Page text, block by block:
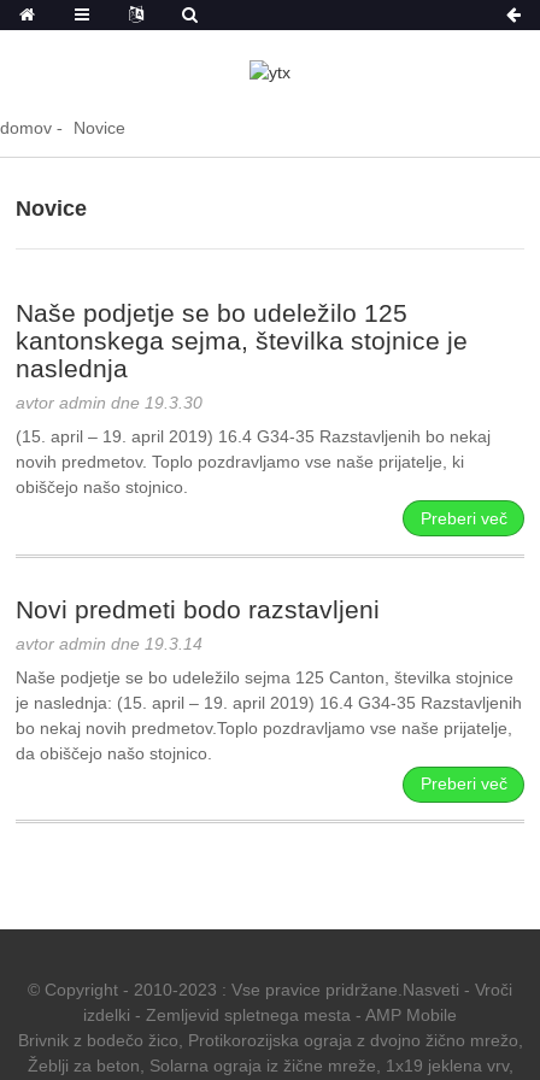
domov Novice
Novice
Naše podjetje se bo udeležilo 125
kantonskega sejma, številka stojnice je
naslednja
avtor admin dne 19.3.30
(15. april – 19. april 2019) 16.4 G34-35 Razstavljenih bo nekaj
novih predmetov. Toplo pozdravljamo vse naše prijatelje, ki
obiščejo našo stojnico.
Preberi več
Novi predmeti bodo razstavljeni
avtor admin dne 19.3.14
Naše podjetje se bo udeležilo sejma 125 Canton, številka stojnice
je naslednja: (15. april – 19. april 2019) 16.4 G34-35 Razstavljenih
bo nekaj novih predmetov.Toplo pozdravljamo vse naše prijatelje,
da obiščejo našo stojnico.
Preberi več
© Copyright - 2010-2023 : Vse pravice pridržane. Nasveti - Vroči
izdelki - Zemljevid spletnega mesta - AMP Mobile
Brivnik z bodečo žico
Protikorozijska ograja z dvojno žično mrežo
Žeblji za beton
Solarna ograja iz žične mreže 1x19 jeklena vrv,